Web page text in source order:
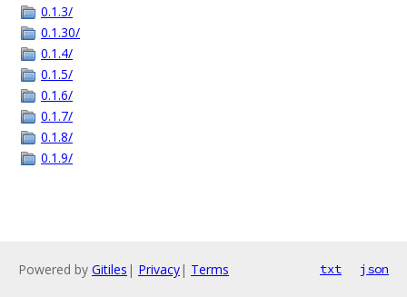
0.1.3/
0.1.30/
0.1.4/
0.1.5/
0.1.6/
0.1.7/
0.1.8/
0.1.9/
Powered by Gitiles | Privacy| Terms txt json